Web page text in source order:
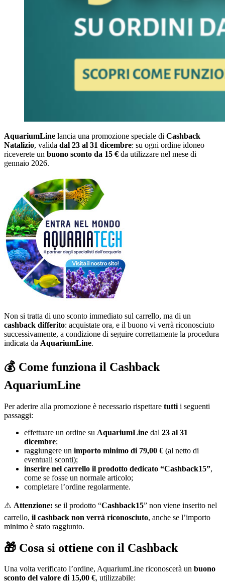
AquariumLine lancia una promozione speciale di Cashback
Natalizio, valida dal 23 al 31 dicembre: su ogni ordine idoneo
riceverete un buono sconto da 15 € da utilizzare nel mese di
gennaio 2026.
Non si tratta di uno sconto immediato sul carrello, ma di un
cashback differito: acquistate ora, e il buono vi verrà riconosciuto
successivamente, a condizione di seguire correttamente la procedura
indicata da AquariumLine.
💰 Come funziona il Cashback
AquariumLine
Per aderire alla promozione è necessario rispettare tutti i seguenti
passaggi:
effettuare un ordine su AquariumLine dal 23 al 31
dicembre;
raggiungere un importo minimo di 79,00 € (al netto di
eventuali sconti);
inserire nel carrello il prodotto dedicato “Cashback15”,
come se fosse un normale articolo;
completare l’ordine regolarmente.
⚠️ Attenzione: se il prodotto “Cashback15” non viene inserito nel
carrello, il cashback non verrà riconosciuto, anche se l’importo
minimo è stato raggiunto.
🎁 Cosa si ottiene con il Cashback
Una volta verificato l’ordine, AquariumLine riconoscerà un buono
sconto del valore di 15,00 €, utilizzabile: